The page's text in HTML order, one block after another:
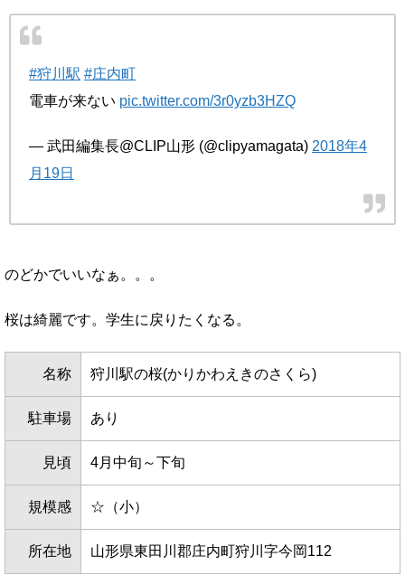
#狩川駅 #庄内町
電車が来ない pic.twitter.com/3r0yzb3HZQ
— 武田編集長@CLIP山形 (@clipyamagata) 2018年4
月19日
のどかでいいなぁ。。。
桜は綺麗です。学生に戻りたくなる。
名称 狩川駅の桜(かりかわえきのさくら)
駐車場 あり
見頃 4月中旬～下旬
規模感 ☆（小）
所在地 山形県東田川郡庄内町狩川字今岡112